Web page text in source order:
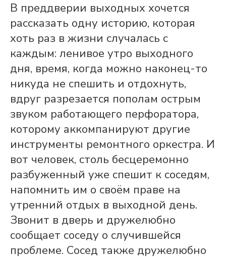
В преддверии выходных хочется
рассказать одну историю, которая
хоть раз в жизни случалась с
каждым: ленивое утро выходного
дня, время, когда можно наконец-то
никуда не спешить и отдохнуть,
вдруг разрезается пополам острым
звуком работающего перфоратора,
которому аккомпанируют другие
инструменты ремонтного оркестра. И
вот человек, столь бесцеремонно
разбуженный уже спешит к соседям,
напомнить им о своём праве на
утренний отдых в выходной день.
Звонит в дверь и дружелюбно
сообщает соседу о случившейся
проблеме. Сосед также дружелюбно